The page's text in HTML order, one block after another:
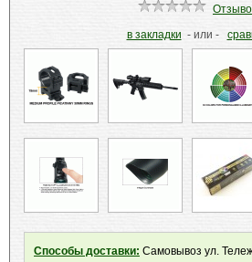
в закладки - или -
Способы доставки: Самовывоз ул.